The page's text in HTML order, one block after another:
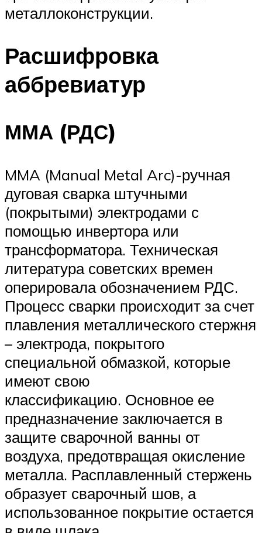
металлоконструкции.
Расшифровка
аббревиатур
ММА (РДС)
MMA (Manual Metal Arc)-ручная
дуговая сварка штучными
(покрытыми) электродами с
помощью инвертора или
трансформатора. Техническая
литература советских времен
оперировала обозначением РДС.
Процесс сварки происходит за счет
плавления металлического стержня
– электрода, покрытого
специальной обмазкой, которые
имеют свою
классификацию. Основное ее
предназначение заключается в
защите сварочной ванны от
воздуха, предотвращая окисление
металла. Расплавленный стержень
образует сварочный шов, а
использованное покрытие остается